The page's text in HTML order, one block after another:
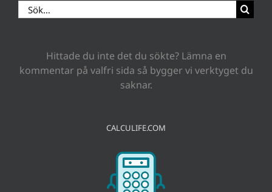
Sök
efter:
Hittade du inte det du sökte? Lämna en
kommentar på valfri sida så bygger vi verktyget du
saknar.
CALCULIFE.COM